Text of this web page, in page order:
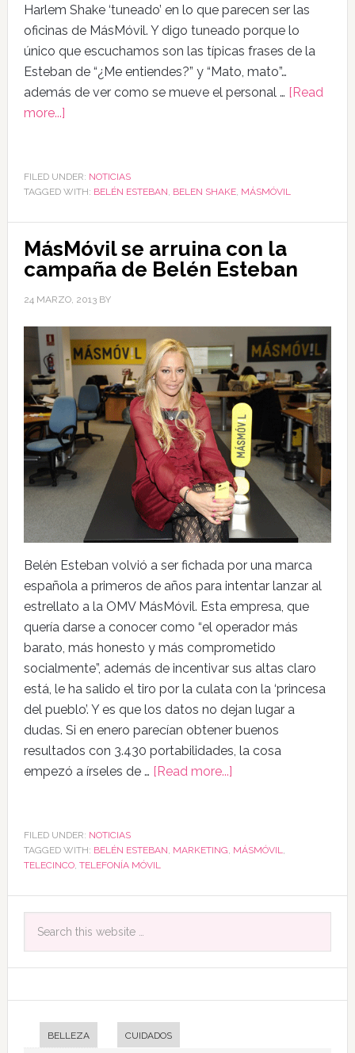
Harlem Shake ‘tuneado’ en lo que parecen ser las
oficinas de MásMóvil. Y digo tuneado porque lo
único que escuchamos son las típicas frases de la
Esteban de “¿Me entiendes?” y “Mato, mato”…
además de ver como se mueve el personal … [Read
more...]
FILED UNDER: NOTICIAS
TAGGED WITH: BELÉN ESTEBAN, BELEN SHAKE, MÁSMÓVIL
MásMóvil se arruina con la
campaña de Belén Esteban
24 MARZO, 2013BY
Belén Esteban volvió a ser fichada por una marca
española a primeros de años para intentar lanzar al
estrellato a la OMV MásMóvil. Esta empresa, que
quería darse a conocer como “el operador más
barato, más honesto y más comprometido
socialmente”, además de incentivar sus altas claro
está, le ha salido el tiro por la culata con la ‘princesa
del pueblo’. Y es que los datos no dejan lugar a
dudas. Si en enero parecían obtener buenos
resultados con 3.430 portabilidades, la cosa
empezó a írseles de … [Read more...]
FILED UNDER: NOTICIAS
TAGGED WITH: BELÉN ESTEBAN, MARKETING, MÁSMÓVIL,
TELECINCO, TELEFONÍA MÓVIL
BELLEZA CUIDADOS